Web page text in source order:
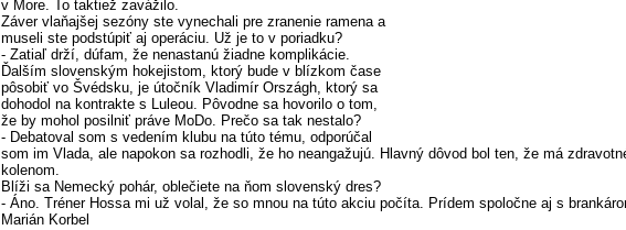
v More. To taktiež zavážilo.
Záver vlaňajšej sezóny ste vynechali pre zranenie ramena a
museli ste podstúpiť aj operáciu. Už je to v poriadku?
- Zatiaľ drží, dúfam, že nenastanú žiadne komplikácie.
Ďalším slovenským hokejistom, ktorý bude v blízkom čase
pôsobiť vo Švédsku, je útočník Vladimír Országh, ktorý sa
dohodol na kontrakte s Luleou. Pôvodne sa hovorilo o tom,
že by mohol posilniť práve MoDo. Prečo sa tak nestalo?
- Debatoval som s vedením klubu na túto tému, odporúčal
som im Vlada, ale napokon sa rozhodli, že ho neangažujú. Hlavný dôvod bol ten, že má
kolenom.
Blíži sa Nemecký pohár, oblečiete na ňom slovenský dres?
- Áno. Tréner Hossa mi už volal, že so mnou na túto akciu počíta. Prídem spoločne aj s
Marián Korbel